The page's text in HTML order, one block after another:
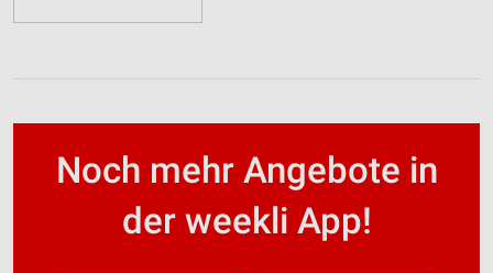
Noch mehr Angebote in
der weekli App!